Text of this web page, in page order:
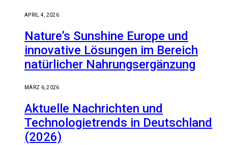
APRIL 4, 2026
Nature’s Sunshine Europe und
innovative Lösungen im Bereich
natürlicher Nahrungsergänzung
MÄRZ 6, 2026
Aktuelle Nachrichten und
Technologietrends in Deutschland
(2026)